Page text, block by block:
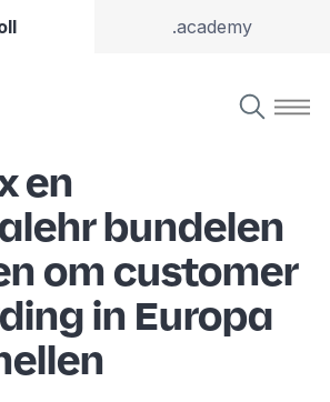
.academy
en
bundelen
om customer
in Europa